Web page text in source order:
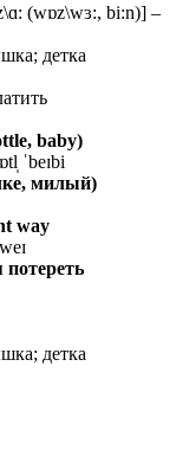
(wɒz\wɜ:, bi:n)] –
детка
baby)
ˈbeɪbi
милый)
way
детка